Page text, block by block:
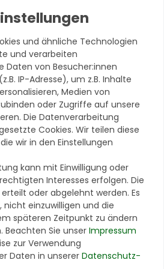
mit rund 200
belastbar
Bereiche wie Sockel oder
und Außenbereich
in Treppenhäusern,
nur für vertikale Flächen
Staub, Schmutz und Putzhaftung
und ähnliche Technologien
und verarbeiten
Daten von Besucher:innen
IP-Adresse), um z.B. Inhalte
Medien von
oder Zugriffe auf unsere
Die Datenverarbeitung
Cookies. Wir teilen diese
wir in den Einstellungen
kann mit Einwilligung oder
Interesses erfolgen. Die
oder abgelehnt werden. Es
nicht einzuwilligen und die
späteren Zeitpunkt zu ändern
Beachten Sie unser Impressum
zur Verwendung
Daten in unserer Daten­schutz­